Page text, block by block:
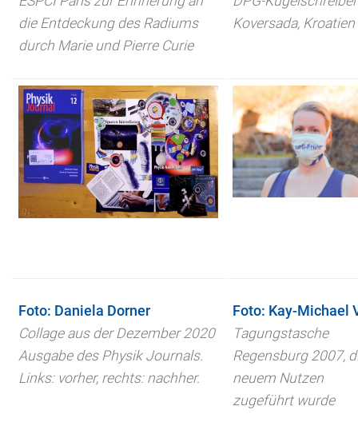
die Entdeckung des Radiums
durch Marie und Pierre Curie
Koversada, Kroatien
Foto: Daniela Dorner
Collage aus der Dezember 2020
Ausgabe des Physik Journals.
Links: vorher, rechts: nachher.
Foto: Kay-Michael
Tagungstasche
Regensburg 2007,
neuem Nutzen
zugeführt wurde